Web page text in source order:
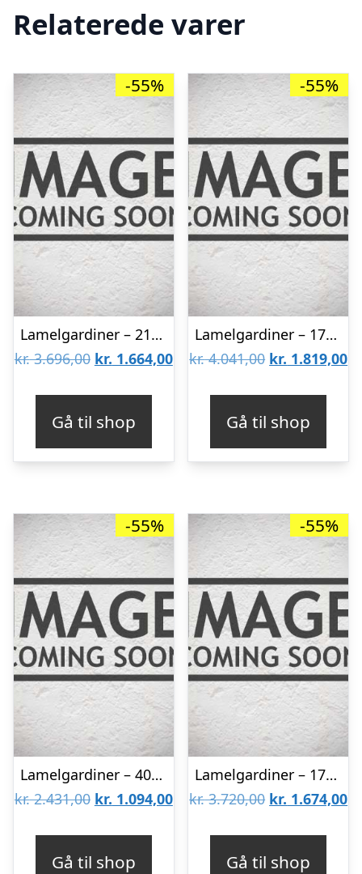
Relaterede varer
-55%
Lamelgardiner – 210×140 – Beige
kr.3.696,00 Den
kr. 3.696,00.
kr. 1.664,00Den
kr. 1.664,00.
Gå til shop
-55%
Lamelgardiner – 170×260 – Beige
kr.4.041,00 Den
kr. 4.041,00.
kr. 1.819,00
Gå til shop
-55%
Lamelgardiner – 40×300 – Beige
kr.2.431,00 Den
kr. 1.094,00Den
Gå til shop
-55%
Lamelgardiner – 170×220 – Beige
kr.3.720,00 Den
kr. 1.674,00
Gå til shop